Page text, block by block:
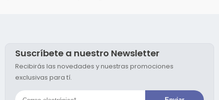
Suscríbete a nuestro Newsletter
Recibirás las novedades y nuestras promociones
exclusivas para tí.